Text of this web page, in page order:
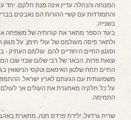
המנוחה והנחלה עדיין אינה מנת חלקם.
והתמודדות עם קשיי ההורות הם נאבקים
בשנייה.
בעוד הספר מתאר את קורותיה של משפחה
ולתאר פיסה מעולמם של עולי תימן, על מגוון
וסגנון החיים היחודיים להם. עולמם העתיק ‐
וצואת פרות, הבאר של רבי שלום שבזי שבו
החיים תחת שלטון האימאם וטקסי הנישואין
משמעותית עם הגעתם לארץ ישראל.
על כל חלקיה מאתגרת את העולים אך
התמימה.
שרית גרדוול, ילידת פרדס חנה, מתארת